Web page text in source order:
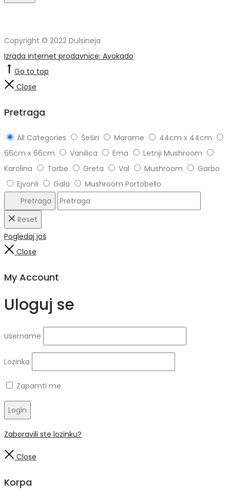
Copyright © 2022 Dulsineja
Izrada internet prodavnice: Avokado
Go to top
Close
Pretraga
All Categories Šeširi Marame
44cm x 44cm
66cm x 66cm
Vanilica Ema
Letnji Mushroom
Karolina
Torbe Greta Val Mushroom
Garbo
Ejvonli
Gala
Mushroom Portobello
Pretraga
Reset
Pogledaj još
Close
My Account
Uloguj se
Username
Lozinka
Zapamti me
Login
Zaboravili ste lozinku?
Close
Korpa